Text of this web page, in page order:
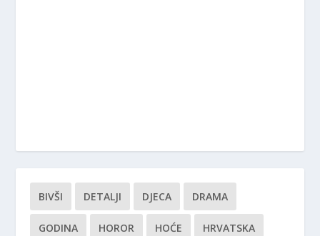
BIVŠI DETALJI DJECA DRAMA
GODINA HOROR HOĆE HRVATSKA